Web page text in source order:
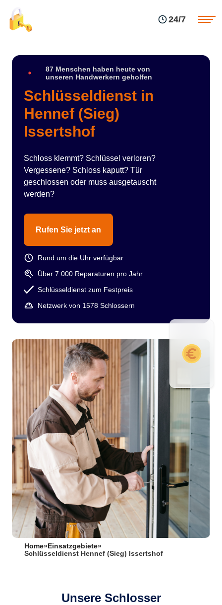
24/7
87 Menschen haben heute von
unseren Handwerkern geholfen
Schlüsseldienst in
Hennef (Sieg)
Issertshof
Schloss klemmt? Schlüssel verloren?
Vergessene? Schloss kaputt? Tür
geschlossen oder muss ausgetauscht
werden?
Rufen Sie jetzt an
Rund um die Uhr verfügbar
Über 7 000 Reparaturen pro Jahr
Schlüsseldienst zum Festpreis
Netzwerk von 1578 Schlossern
Home» Einsatzgebiete»
Schlüsseldienst Hennef (Sieg) Issertshof
Unsere Schlosser